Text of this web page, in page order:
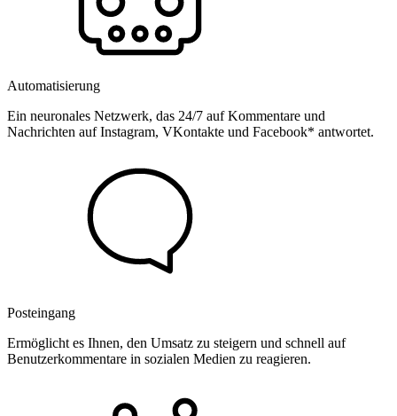
Automatisierung
Ein neuronales Netzwerk, das 24/7 auf Kommentare und
Nachrichten auf Instagram, VKontakte und Facebook* antwortet.
Posteingang
Ermöglicht es Ihnen, den Umsatz zu steigern und schnell auf
Benutzerkommentare in sozialen Medien zu reagieren.